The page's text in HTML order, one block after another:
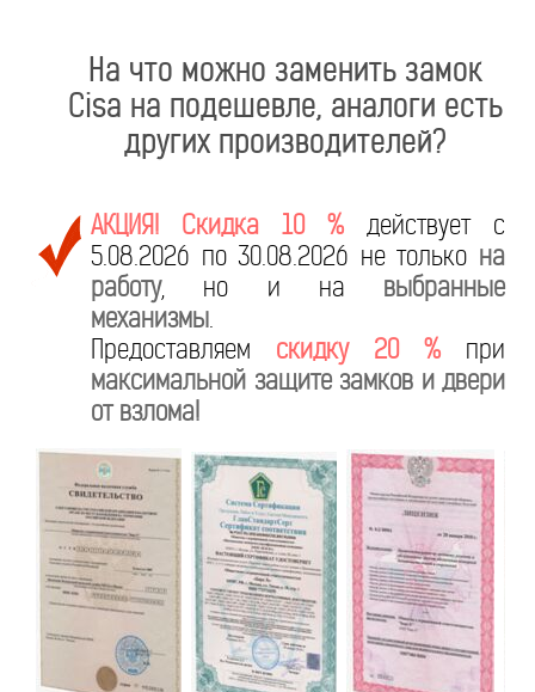
На что можно заменить замок
Cisa на подешевле, аналоги есть
других производителей?
АКЦИЯ! Скидка 10 % действует с
5.08.2026 по 30.08.2026 не только на
работу, но и на выбранные
механизмы.
Предоставляем скидку 20 % при
максимальной защите замков и двери
от взлома!